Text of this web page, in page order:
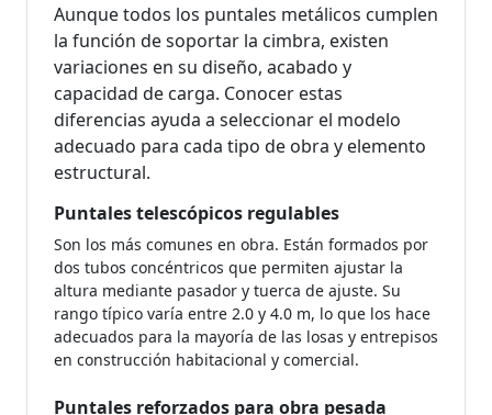
Aunque todos los puntales metálicos cumplen
la función de soportar la cimbra, existen
variaciones en su diseño, acabado y
capacidad de carga. Conocer estas
diferencias ayuda a seleccionar el modelo
adecuado para cada tipo de obra y elemento
estructural.
Puntales telescópicos regulables
Son los más comunes en obra. Están formados por
dos tubos concéntricos que permiten ajustar la
altura mediante pasador y tuerca de ajuste. Su
rango típico varía entre 2.0 y 4.0 m, lo que los hace
adecuados para la mayoría de las losas y entrepisos
en construcción habitacional y comercial.
Puntales reforzados para obra pesada